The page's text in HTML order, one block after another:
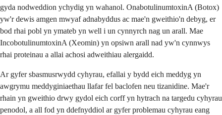
gyda nodweddion ychydig yn wahanol. OnabotulinumtoxinA (Botox)
yw'r dewis amgen mwyaf adnabyddus ac mae'n gweithio'n debyg, er
bod rhai pobl yn ymateb yn well i un cynnyrch nag un arall. Mae
IncobotulinumtoxinA (Xeomin) yn opsiwn arall nad yw'n cynnwys
rhai proteinau a allai achosi adweithiau alergaidd.
Ar gyfer sbasmusrwydd cyhyrau, efallai y bydd eich meddyg yn
awgrymu meddyginiaethau llafar fel baclofen neu tizanidine. Mae'r
rhain yn gweithio drwy gydol eich corff yn hytrach na targedu cyhyrau
penodol, a all fod yn ddefnyddiol ar gyfer problemau cyhyrau eang